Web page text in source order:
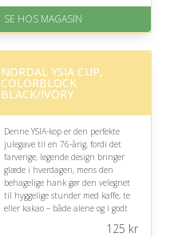
På lager
Levering: 1-3 dage
af 5
SE HOS MAGASIN
NORDAL YSIA CUP,
COLORBLOCK
BLACK/IVORY
Denne YSIA-kop er den perfekte
julegave til en 76-årig, fordi det
farverige, legende design bringer
glæde i hverdagen, mens den
behagelige hank gør den velegnet
til hyggelige stunder med kaffe, te
eller kakao – både alene og i godt
125 kr